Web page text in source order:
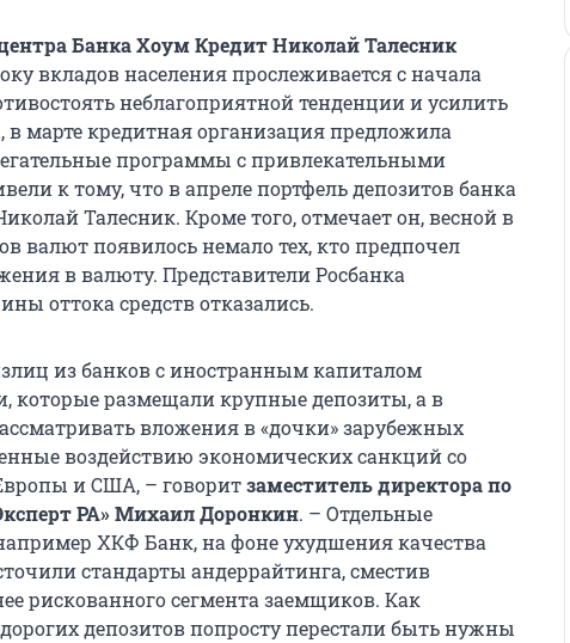
Банка Хоум Кредит Николай Талесник
вкладов населения прослеживается с начала
неблагоприятной тенденции и усилить
в марте кредитная организация предложила
программы с привлекательными
к тому, что в апреле портфель депозитов банка
Талесник. Кроме того, отмечает он, весной в
валют появилось немало тех, кто предпочел
в валюту. Представители Росбанка
оттока средств отказались.
из банков с иностранным капиталом
которые размещали крупные депозиты, а в
вложения в «дочки» зарубежных
воздействию экономических санкций со
и США, – говоритзаместитель директора по
РА» Михаил Доронкин. – Отдельные
ХКФ Банк, на фоне ухудшения качества
стандарты андеррайтинга, сместив
рискованного сегмента заемщиков. Как
депозитов попросту перестали быть нужны